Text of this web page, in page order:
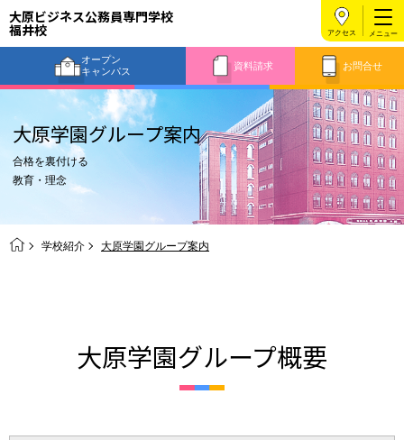
大原ビジネス公務員専門学校
福井校
オープン
キャンパス
資料請求 お問合せ
アクセス
大原学園グループ案内
合格を裏付ける
教育・理念
学校紹介 大原学園グループ案内
大原学園グループ概要